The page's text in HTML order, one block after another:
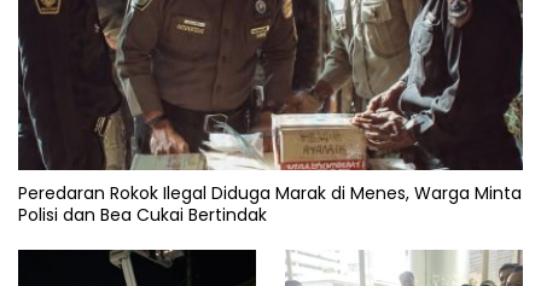
Peredaran Rokok Ilegal Diduga Marak di Menes, Warga Minta
Polisi dan Bea Cukai Bertindak